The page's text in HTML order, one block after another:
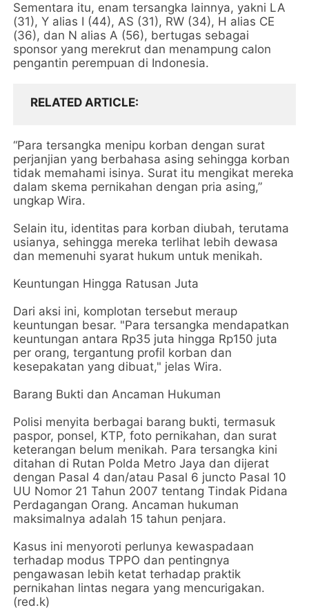
Sementara itu, enam tersangka lainnya, yakni LA
(31), Y alias I (44), AS (31), RW (34), H alias CE
(36), dan N alias A (56), bertugas sebagai
sponsor yang merekrut dan menampung calon
pengantin perempuan di Indonesia.
RELATED ARTICLE
“Para tersangka menipu korban dengan surat
perjanjian yang berbahasa asing sehingga korban
tidak memahami isinya. Surat itu mengikat mereka
dalam skema pernikahan dengan pria asing,”
ungkap Wira.
Selain itu, identitas para korban diubah, terutama
usianya, sehingga mereka terlihat lebih dewasa
dan memenuhi syarat hukum untuk menikah.
Keuntungan Hingga Ratusan Juta
Dari aksi ini, komplotan tersebut meraup
keuntungan besar. "Para tersangka mendapatkan
keuntungan antara Rp35 juta hingga Rp150 juta
per orang, tergantung profil korban dan
kesepakatan yang dibuat," jelas Wira.
Barang Bukti dan Ancaman Hukuman
Polisi menyita berbagai barang bukti, termasuk
paspor, ponsel, KTP, foto pernikahan, dan surat
keterangan belum menikah. Para tersangka kini
ditahan di Rutan Polda Metro Jaya dan dijerat
dengan Pasal 4 dan/atau Pasal 6 juncto Pasal 10
UU Nomor 21 Tahun 2007 tentang Tindak Pidana
Perdagangan Orang. Ancaman hukuman
maksimalnya adalah 15 tahun penjara.
Kasus ini menyoroti perlunya kewaspadaan
terhadap modus TPPO dan pentingnya
pengawasan lebih ketat terhadap praktik
pernikahan lintas negara yang mencurigakan.
(red.k)